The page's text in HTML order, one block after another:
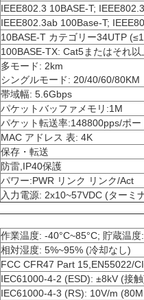
IEEE802.3 10BASE-T;
IEEE802.3ab 100Base-T;
10BASE-T カテゴリー34UTP
100BASE-TX: Cat5またはそれ
多モード: 2km
シングルモード: 20/40/60/80KM
帯域幅: 5.6Gbps
パケットバッファメモリ:1M
パケット転送率:148800pps/ポー
MAC アドレス 表: 4K
保存・転送
防雷,IP40保護
パワー:PWR リンク リンク/Act
入力電源: 2x10~57VDC (ターミ
作業温度: -40°C~85°C; 貯蔵温度
相対湿度: 5%~95% (冷却なし)
FCC CFR47 Part 15,EN55022/
IEC61000-4-2 (ESD): ±8kV (接
IEC61000-4-3 (RS): 10V/m